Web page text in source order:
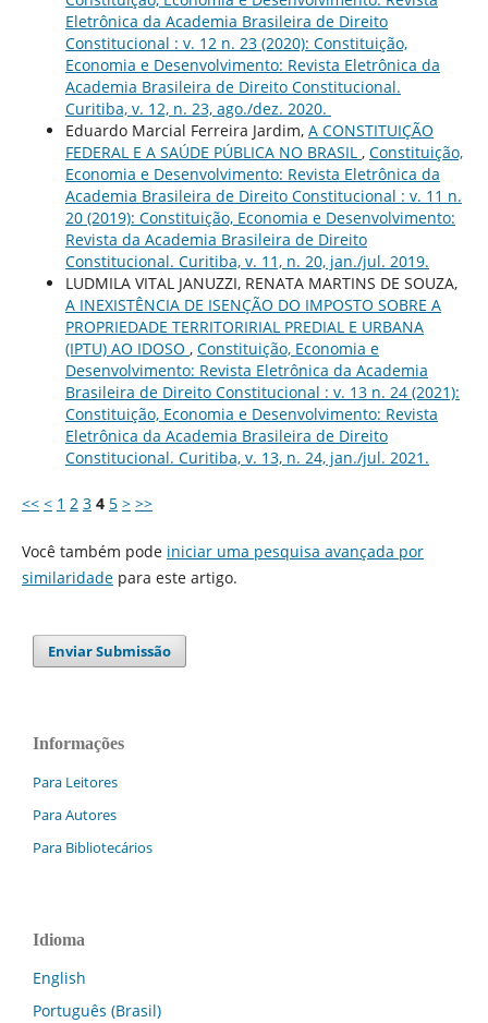
Eletrônica da Academia Brasileira de Direito
Constitucional : v. 12 n. 23 (2020): Constituição,
Economia e Desenvolvimento: Revista Eletrônica da
Academia Brasileira de Direito Constitucional.
Curitiba, v. 12, n. 23, ago./dez. 2020.
Eduardo Marcial Ferreira Jardim, A CONSTITUIÇÃO
FEDERAL E A SAÚDE PÚBLICA NO BRASIL , Constituição,
Economia e Desenvolvimento: Revista Eletrônica da
Academia Brasileira de Direito Constitucional : v. 11 n.
20 (2019): Constituição, Economia e Desenvolvimento:
Revista da Academia Brasileira de Direito
Constitucional. Curitiba, v. 11, n. 20, jan./jul. 2019.
LUDMILA VITAL JANUZZI, RENATA MARTINS DE SOUZA,
A INEXISTÊNCIA DE ISENÇÃO DO IMPOSTO SOBRE A
PROPRIEDADE TERRITORIRIAL PREDIAL E URBANA
(IPTU) AO IDOSO , Constituição, Economia e
Desenvolvimento: Revista Eletrônica da Academia
Brasileira de Direito Constitucional : v. 13 n. 24 (2021):
Constituição, Economia e Desenvolvimento: Revista
Eletrônica da Academia Brasileira de Direito
Constitucional. Curitiba, v. 13, n. 24, jan./jul. 2021.
<< < 1 2 3 4 5 > >>
Você também pode iniciar uma pesquisa avançada por
similaridadepara este artigo.
Enviar Submissão
Informações
Para Leitores
Para Autores
Para Bibliotecários
Idioma
English
Português (Brasil)